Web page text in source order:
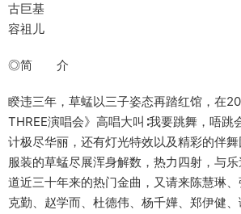
古巨基
容祖儿
◎简 介
睽违三年，草蜢以三子姿态再踏红馆，在
THREE演唱会》高唱大叫∶我要跳舞，唔跳
计极尽华丽，还有灯光特效以及精彩的伴
服装的草蜢尽展浑身解数，热力四射，与
道近三十年来的热门金曲，又请来陈慧琳
克勤、赵学而、杜德伟、杨千嬅、郑伊健